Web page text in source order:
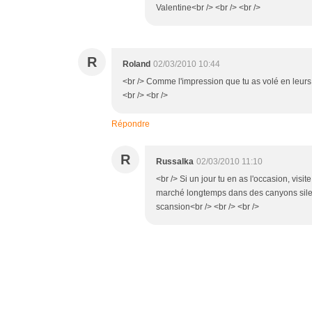
Valentine<br /> <br /> <br />
R Roland 02/03/2010 10:44
<br /> Comme l'impression que tu as volé en
<br /> <br />
Répondre
R Russalka 02/03/2010 11:10
<br /> Si un jour tu en as l'occasion,
marché longtemps dans des canyons
scansion<br /> <br /> <br />